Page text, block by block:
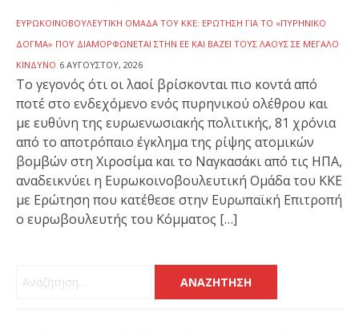
ΕΥΡΩΚΟΙΝΟΒΟΥΛΕΥΤΙΚΉ ΟΜΆΔΑ ΤΟΥ ΚΚΕ: ΕΡΏΤΗΣΗ ΓΙΑ ΤΟ «ΠΥΡΗΝΙΚΌ
ΔΌΓΜΑ» ΠΟΥ ΔΙΑΜΟΡΦΏΝΕΤΑΙ ΣΤΗΝ ΕΕ ΚΑΙ ΒΆΖΕΙ ΤΟΥΣ ΛΑΟΎΣ ΣΕ ΜΕΓΆΛΟ
ΚΊΝΔΥΝΟ 6 ΑΥΓΟΎΣΤΟΥ, 2026
To γεγονός ότι οι λαοί βρίσκονται πιο κοντά από
ποτέ στο ενδεχόμενο ενός πυρηνικού ολέθρου και
με ευθύνη της ευρωενωσιακής πολιτικής, 81 χρόνια
από το αποτρόπαιο έγκλημα της ρίψης ατομικών
βομβών στη Χιροσίμα και το Ναγκασάκι από τις ΗΠΑ,
αναδεικνύει η Ευρωκοινοβουλευτική Ομάδα του ΚΚΕ
με Ερώτηση που κατέθεσε στην Ευρωπαϊκή Επιτροπή
ο ευρωβουλευτής του Κόμματος […]
Αναζήτηση για: